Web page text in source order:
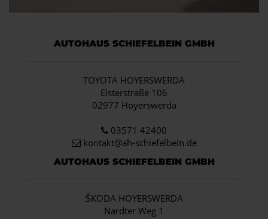
AUTOHAUS SCHIEFELBEIN GMBH
TOYOTA HOYERSWERDA
Elsterstraße 106
02977 Hoyerswerda
03571 42400
kontakt@ah-schiefelbein.de
AUTOHAUS SCHIEFELBEIN GMBH
ŠKODA HOYERSWERDA
Nardter Weg 1